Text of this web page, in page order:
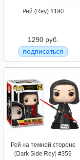
Рей (Rey) #190
1290 руб.
подписаться
Рей на темной стороне
(Dark Side Rey) #359